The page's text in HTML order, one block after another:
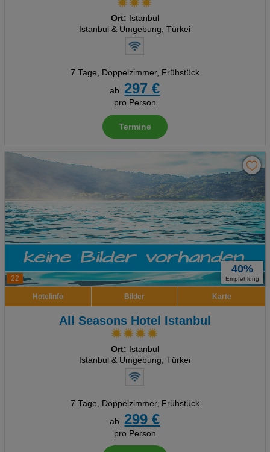
Ort: Istanbul
Istanbul & Umgebung, Türkei
7 Tage, Doppelzimmer, Frühstück
ab
297 €
pro Person
Termine
22
40%
Empfehlung
Hotelinfo Bilder Karte
All Seasons Hotel Istanbul
Ort: Istanbul
Istanbul & Umgebung, Türkei
7 Tage, Doppelzimmer, Frühstück
ab
299 €
pro Person